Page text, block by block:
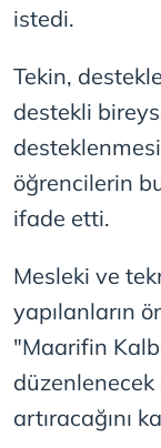
istedi.
Tekin,
destekli
öğrencilerin
ifade etti.
Mesleki ve
yapılanların
"Maarifin
düzenlenecek
artıracağını